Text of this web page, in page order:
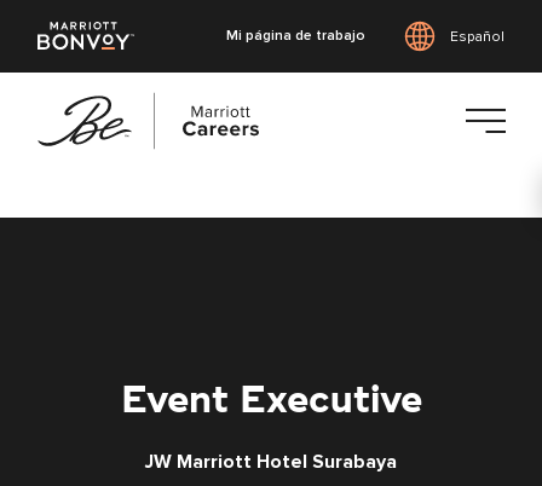
Mi página de trabajo Español
Event Executive
JW Marriott Hotel Surabaya